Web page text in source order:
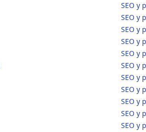
SEO y
SEO y
SEO y
SEO y
SEO y
SEO y
SEO y
SEO y
SEO y
SEO y
SEO y